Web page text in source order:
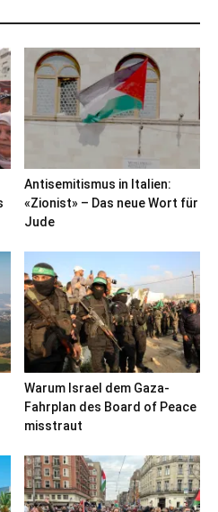
Antisemitismus in Italien:
«Zionist» – Das neue Wort für
Jude
Warum Israel dem Gaza-
Fahrplan des Board of Peace
misstraut